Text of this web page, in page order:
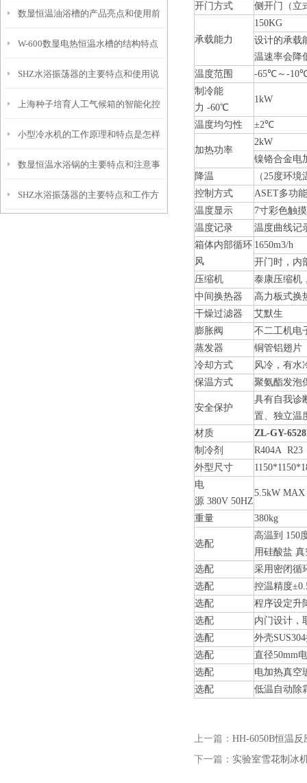
与优势介绍
数显恒温油浴槽的产品亮点和使用前
安全须知
W-600数显电热恒温水槽的结构特点
与注意事项
SHZ水浴振荡器的主要特点和使用说
明
上海种子培育人工气候箱的智能化控
制技术和功能特性
小型冷水机的工作原理和特点是怎样
的？
数显恒温水浴锅的主要特点和注意事
项
SHZ水浴振荡器的主要特点和工作方
开门方式
侧开门（立
承载能力
150KG
设计的承载
温速率会降
温度范围
-65℃～-
制冷能
力 -60℃
1kW
温度均匀性 ±2℃
加热功率
2kW
镍铬合金电
降温
（25度环
控制方式
ASET多功
温度显示
7寸彩色触
温度记录
温度曲线记
箱体内部循环
风
1650m3/h
开门时，内
压缩机
泰康压缩机
中间换热器
高力板式换
干燥过滤器
艾默生
膨胀阀
不二工机电
蒸发器
铜管铝翅片
冷却方式
风冷，有水
保温方式
聚氨酯发泡
安全保护
具有自我诊
置、独立温
材质
ZL-GY-
制冷剂
R404A R23
外型尺寸
电
源 380V 50HZ
5.5kW MAX
重量 380kg
选配
高温到 150
用硅酸盐
选配
采用密闭循
选配
控温精度
选配
程序设定升
选配
内门设计，
选配
外壳
选配
直径50mm
选配
电加热真空
选配
低温自动除
上一篇： HH-6050B恒温反
下一篇： 实验室雪花制冰